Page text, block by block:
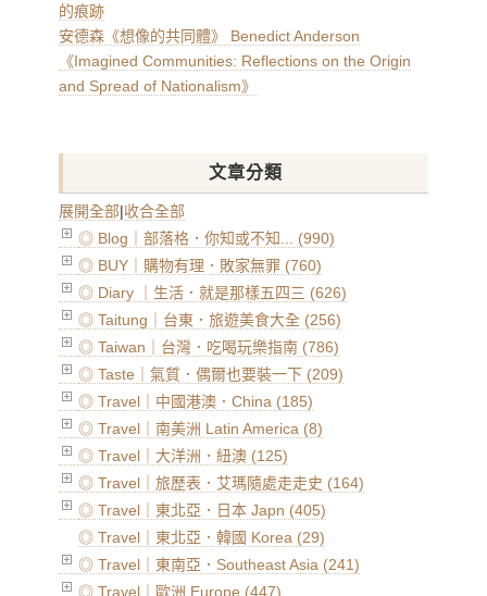
的痕跡
安德森《想像的共同體》 Benedict Anderson
《Imagined Communities: Reflections on the Origin
and Spread of Nationalism》
文章分類
展開全部|收合全部
◎ Blog｜部落格．你知或不知... (990)
◎ BUY｜購物有理．敗家無罪 (760)
◎ Diary ｜生活．就是那樣五四三 (626)
◎ Taitung｜台東．旅遊美食大全 (256)
◎ Taiwan｜台灣．吃喝玩樂指南 (786)
◎ Taste｜氣質．偶爾也要裝一下 (209)
◎ Travel｜中國港澳．China (185)
◎ Travel｜南美洲 Latin America (8)
◎ Travel｜大洋洲．紐澳 (125)
◎ Travel｜旅歷表．艾瑪隨處走走史 (164)
◎ Travel｜東北亞．日本 Japn (405)
◎ Travel｜東北亞．韓國 Korea (29)
◎ Travel｜東南亞．Southeast Asia (241)
◎ Travel｜歐洲 Europe (447)